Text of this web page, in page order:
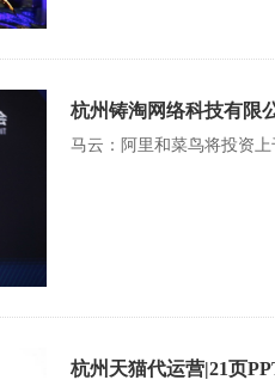
杭州铸淘网络科技有限
马云：阿里和菜鸟将投资
杭州天猫代运营|21页